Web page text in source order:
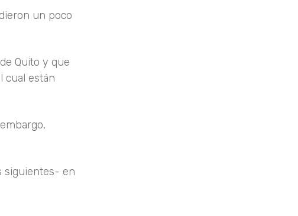
un poco
Quito y que
cual están
siguientes- en